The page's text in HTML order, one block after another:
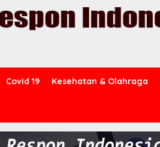
Covid 19 Kesehatan & Olahraga